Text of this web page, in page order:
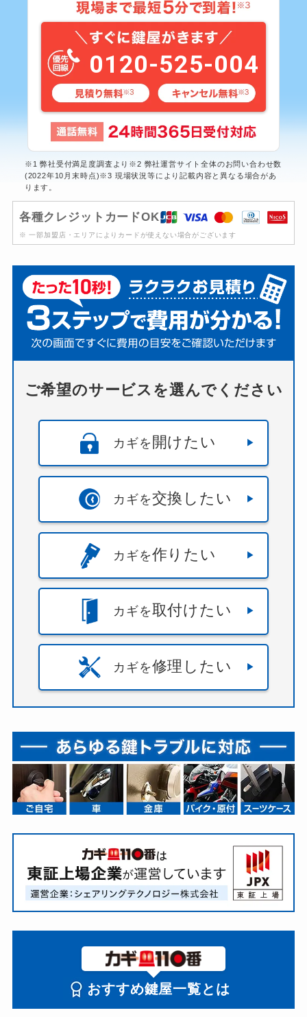
0120-525-004
※1 弊社受付満足度調査より※2 弊社運営サイト全体のお問い合わせ数
(2022年10月末時点)※3 現場状況等により記載内容と異なる場合があ
ります。
各種クレジットカードOK
※ 一部加盟店・エリアによりカードが使えない場合がございます
ご希望のサービスを選んでください
カギを 開けたい
カギを交換したい
カギを作りたい
カギを取付けたい
カギを修理したい
おすすめ鍵屋一覧とは